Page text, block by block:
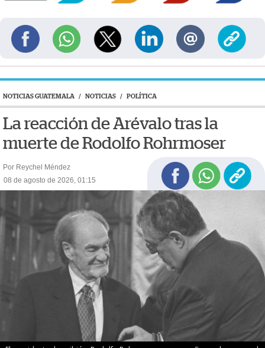
NOTICIAS GUATEMALA / NOTICIAS / POLÍTICA
La reacción de Arévalo tras la
muerte de Rodolfo Rohrmoser
Por Reychel Méndez
08 de agosto de 2026, 01:15